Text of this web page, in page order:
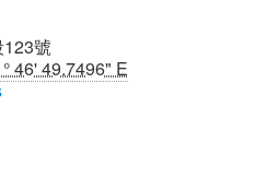
號
46' 49.7496" E